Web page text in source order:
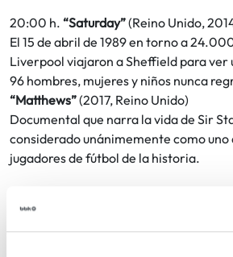
20:00 h. “Saturday”(Reino Unido,
El 15 de abril de 1989 en torno a
Liverpool viajaron a Sheffield para
96 hombres, mujeres y niños nunca
“Matthews”(2017, Reino Unido)
Documental que narra la vida de Sir
considerado unánimemente como uno
jugadores de fútbol de la historia.